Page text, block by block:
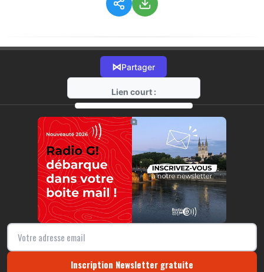
⋈Partager
Lien court :
https://radio-g.fr?12268
⧉
Inscription Newsletter gratuite